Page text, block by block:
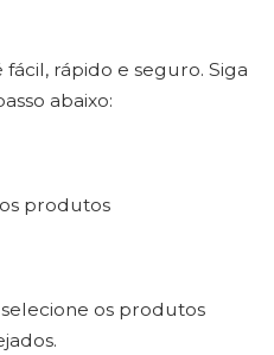
rápido e seguro. Siga
abaixo:
os produtos
os produtos